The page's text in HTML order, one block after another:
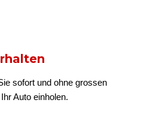
sofort und ohne grossen
Auto einholen.